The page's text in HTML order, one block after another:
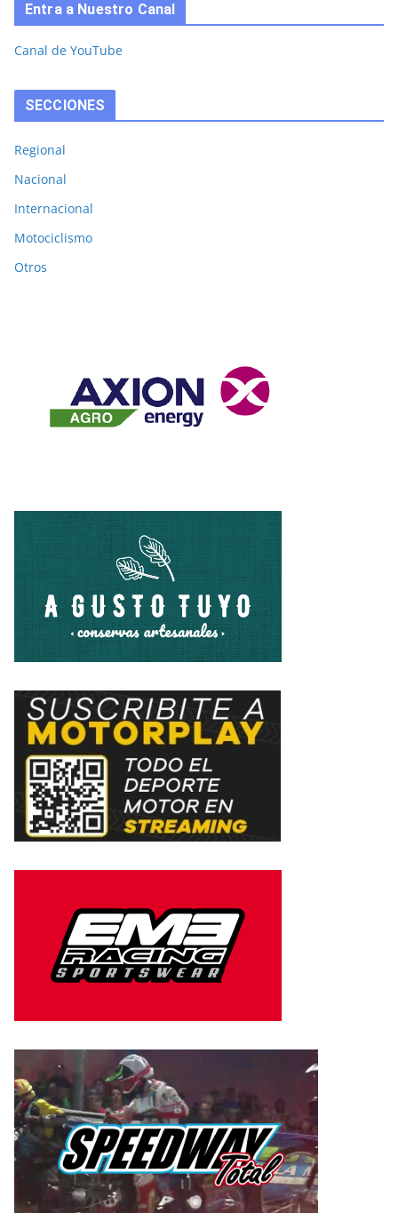
Entra a Nuestro Canal
Canal de YouTube
SECCIONES
Regional
Nacional
Internacional
Motociclismo
Otros